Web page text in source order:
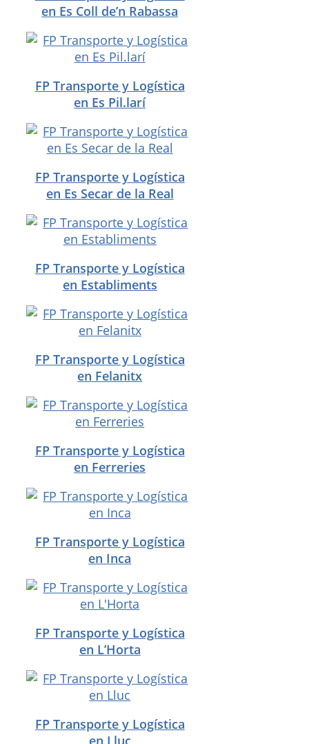
en Es Coll de’n Rabassa
FP Transporte y Logística
en Es Pil.larí
FP Transporte y Logística
en Es Secar de la Real
FP Transporte y Logística
en Establiments
FP Transporte y Logística
en Felanitx
FP Transporte y Logística
en Ferreries
FP Transporte y Logística
en Inca
FP Transporte y Logística
en L’Horta
FP Transporte y Logística
en Lluc